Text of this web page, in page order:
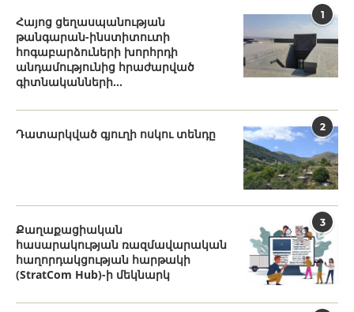
1
Հայոց ցեղասպանության
թանգարան-ինստիտուտի
հոգաբարձուների խորհրդի
անդամությունից հրաժարված
գիտնականների...
2
Դատարկված գյուղի ոսկու տենդը
3
Քաղաքացիական
հասարակության ռազմավարական
հաղորդակցության հարթակի
(StratCom Hub)-ի մեկնարկ